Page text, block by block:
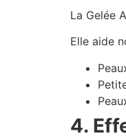
La Gelée
Elle aide
4.